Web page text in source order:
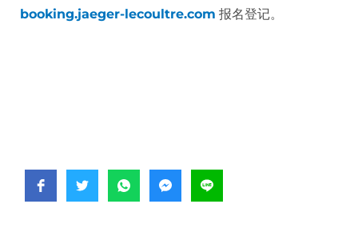
booking.jaeger-lecoultre.com 报名登记。